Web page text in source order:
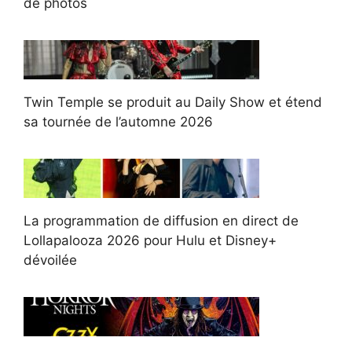
Twin Temple se produit au Daily Show et étend
sa tournée de l’automne 2026
La programmation de diffusion en direct de
Lollapalooza 2026 pour Hulu et Disney+
dévoilée